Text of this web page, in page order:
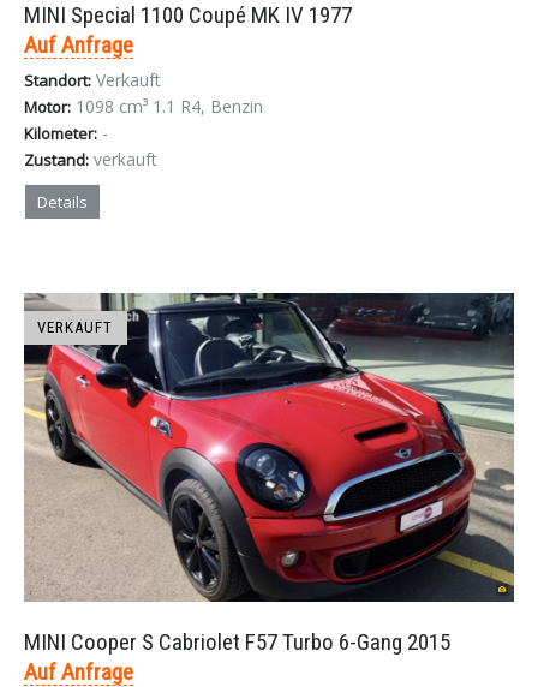
MINI Special 1100 Coupé MK IV 1977
Auf Anfrage
Standort: Verkauft
Motor: 1098 cm³ 1.1 R4, Benzin
Kilometer: -
Zustand: verkauft
Details
VERKAUFT
MINI Cooper S Cabriolet F57 Turbo 6-Gang 2015
Auf Anfrage